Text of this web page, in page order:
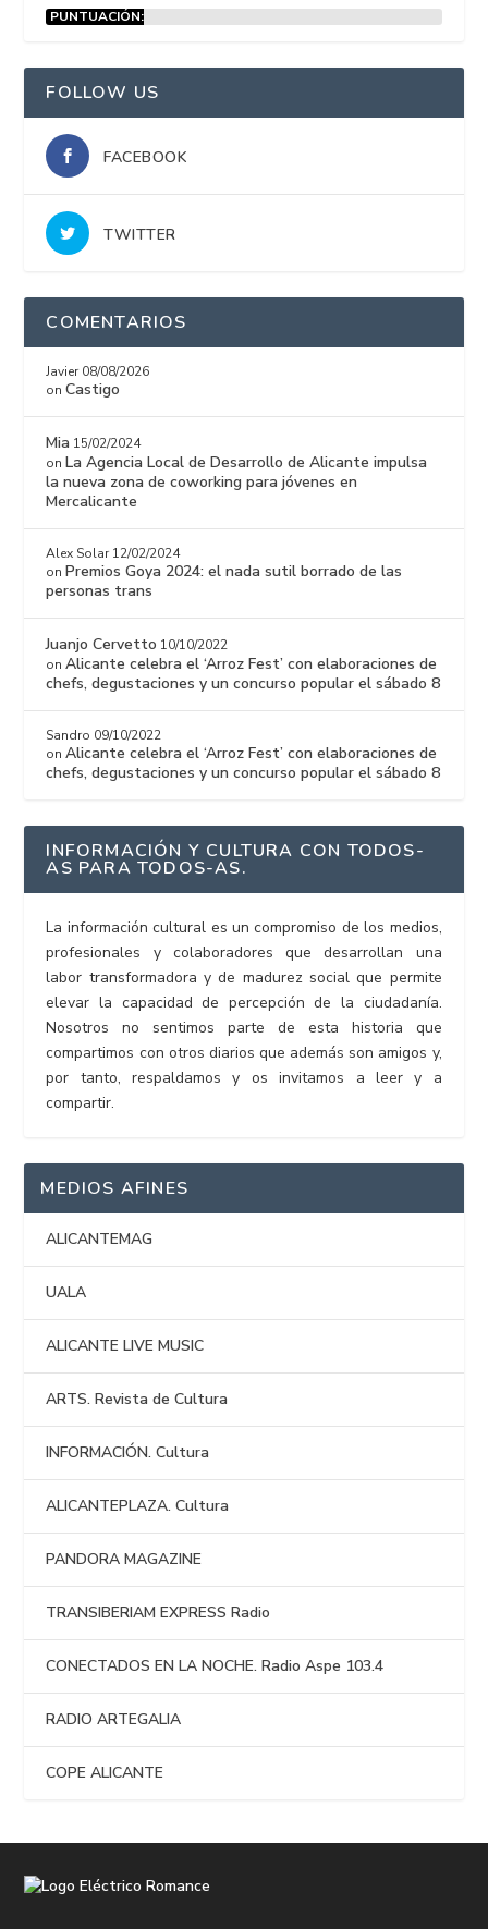
PUNTUACIÓN:
FOLLOW US
FACEBOOK
TWITTER
COMENTARIOS
Javier 08/08/2026
onCastigo
Mia 15/02/2024
onLa Agencia Local de Desarrollo de Alicante impulsa
la nueva zona de coworking para jóvenes en
Mercalicante
Alex Solar 12/02/2024
onPremios Goya 2024: el nada sutil borrado de las
personas trans
Juanjo Cervetto 10/10/2022
onAlicante celebra el ‘Arroz Fest’ con elaboraciones de
chefs, degustaciones y un concurso popular el sábado 8
Sandro 09/10/2022
onAlicante celebra el ‘Arroz Fest’ con elaboraciones de
chefs, degustaciones y un concurso popular el sábado 8
INFORMACIÓN Y CULTURA CON TODOS-
AS PARA TODOS-AS.
La información cultural es un compromiso de los medios,
profesionales y colaboradores que desarrollan una
labor transformadora y de madurez social que permite
elevar la capacidad de percepción de la ciudadanía.
Nosotros no sentimos parte de esta historia que
compartimos con otros diarios que además son amigos y,
por tanto, respaldamos y os invitamos a leer y a
compartir.
MEDIOS AFINES
ALICANTEMAG
UALA
ALICANTE LIVE MUSIC
ARTS. Revista de Cultura
INFORMACIÓN. Cultura
ALICANTEPLAZA. Cultura
PANDORA MAGAZINE
TRANSIBERIAM EXPRESS Radio
CONECTADOS EN LA NOCHE. Radio Aspe 103.4
RADIO ARTEGALIA
COPE ALICANTE